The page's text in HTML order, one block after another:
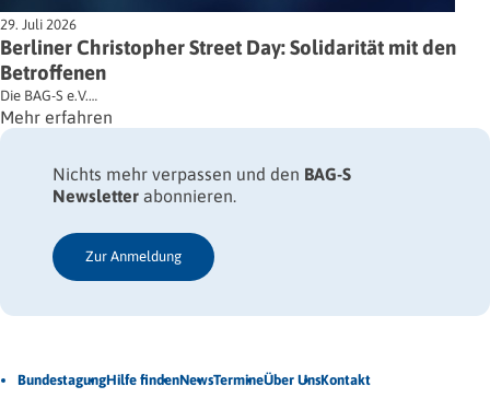
29. Juli 2026
Berliner Christopher Street Day: Solidarität mit den
Betroffenen
Die BAG-S e.V.…
Mehr erfahren
Nichts mehr verpassen und den BAG-S
Newsletter abonnieren.
Zur Anmeldung
BundestagungHilfe findenNewsTermineÜber UnsKontakt